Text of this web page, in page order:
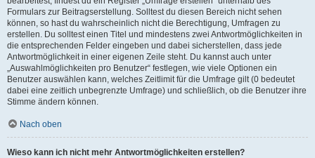
Formulars zur Beitragserstellung. Solltest du diesen Bereich nicht sehen
können, so hast du wahrscheinlich nicht die Berechtigung, Umfragen zu
erstellen. Du solltest einen Titel und mindestens zwei Antwortmöglichkeiten in
die entsprechenden Felder eingeben und dabei sicherstellen, dass jede
Antwortmöglichkeit in einer eigenen Zeile steht. Du kannst auch unter
„Auswahlmöglichkeiten pro Benutzer“ festlegen, wie viele Optionen ein
Benutzer auswählen kann, welches Zeitlimit für die Umfrage gilt (0 bedeutet
dabei eine zeitlich unbegrenzte Umfrage) und schließlich, ob die Benutzer ihre
Stimme ändern können.
Nach oben
Wieso kann ich nicht mehr Antwortmöglichkeiten erstellen?